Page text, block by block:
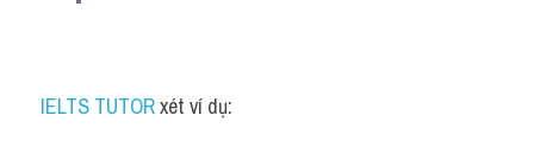
IELTS TUTOR xét ví dụ: